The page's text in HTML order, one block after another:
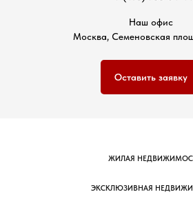
Наш офис
Москва, Семеновская
Оставить заявку
ЖИЛАЯ
ЭКСКЛЮЗИВНАЯ